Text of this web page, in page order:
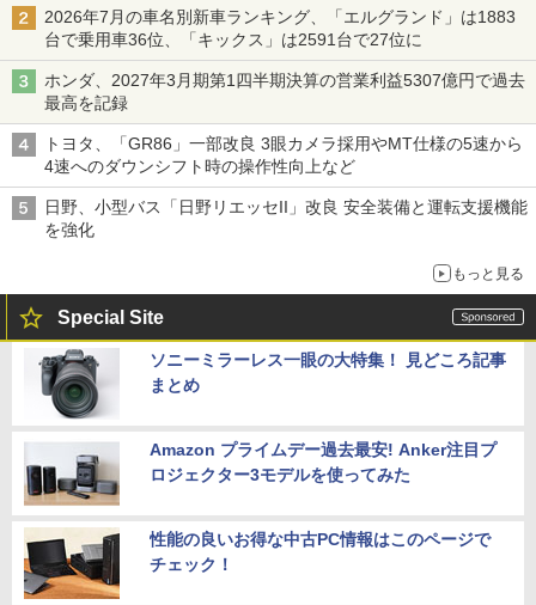
2026年7月の車名別新車ランキング、「エルグランド」は1883
台で乗用車36位、「キックス」は2591台で27位に
ホンダ、2027年3月期第1四半期決算の営業利益5307億円で過去
最高を記録
トヨタ、「GR86」一部改良 3眼カメラ採用やMT仕様の5速から
4速へのダウンシフト時の操作性向上など
日野、小型バス「日野リエッセII」改良 安全装備と運転支援機能
を強化
もっと見る
Special Site
ソニーミラーレス一眼の大特集！ 見どころ記事
まとめ
Amazon プライムデー過去最安! Anker注目プ
ロジェクター3モデルを使ってみた
性能の良いお得な中古PC情報はこのページで
チェック！